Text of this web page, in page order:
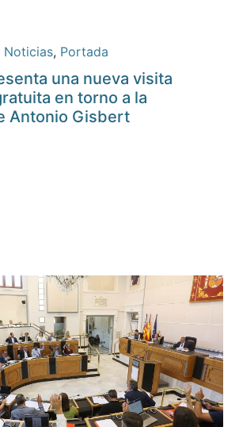
Noticias, Portada
una nueva visita
en torno a la
Antonio Gisbert